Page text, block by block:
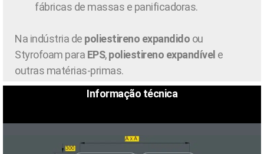
fábricas de massas e panificadoras.
Na indústria de poliestireno expandido ou
Styrofoam para EPS,poliestireno expandível e
outras matérias-primas.
Informação técnica